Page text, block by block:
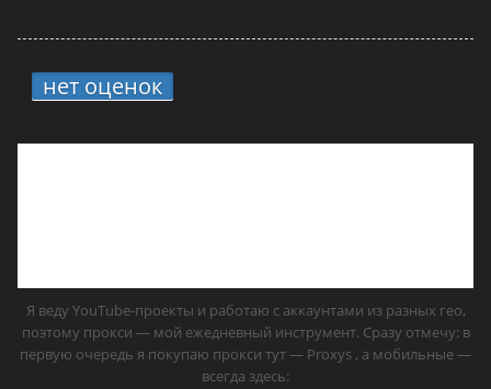
нет оценок
Я веду YouTube-проекты и работаю с аккаунтами из разных гео,
поэтому прокси — мой ежедневный инструмент. Сразу отмечу: в
первую очередь я покупаю прокси тут — Proxys , а мобильные —
всегда здесь: